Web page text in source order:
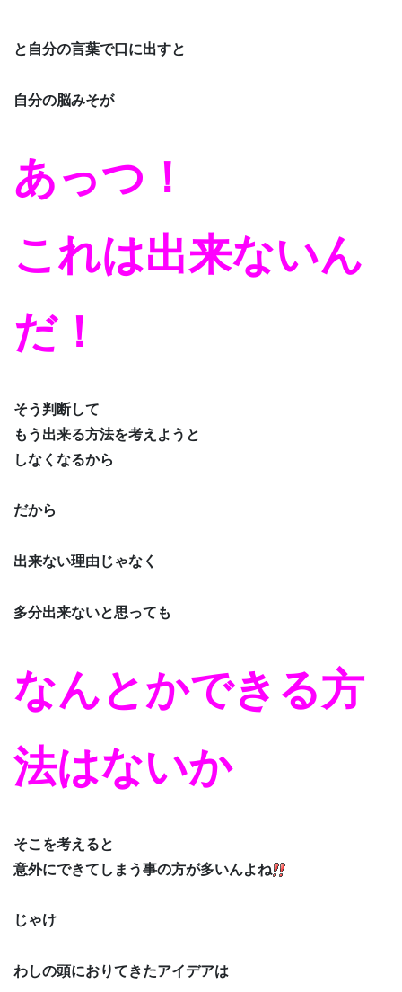
と自分の言葉で口に出すと
自分の脳みそが
あっつ！
これは出来ないん
だ！
そう判断して
もう出来る方法を考えようと
しなくなるから
だから
出来ない理由じゃなく
多分出来ないと思っても
なんとかできる方
法はないか
そこを考えると
意外にできてしまう事の方が多いんよね
じゃけ
わしの頭におりてきたアイデアは